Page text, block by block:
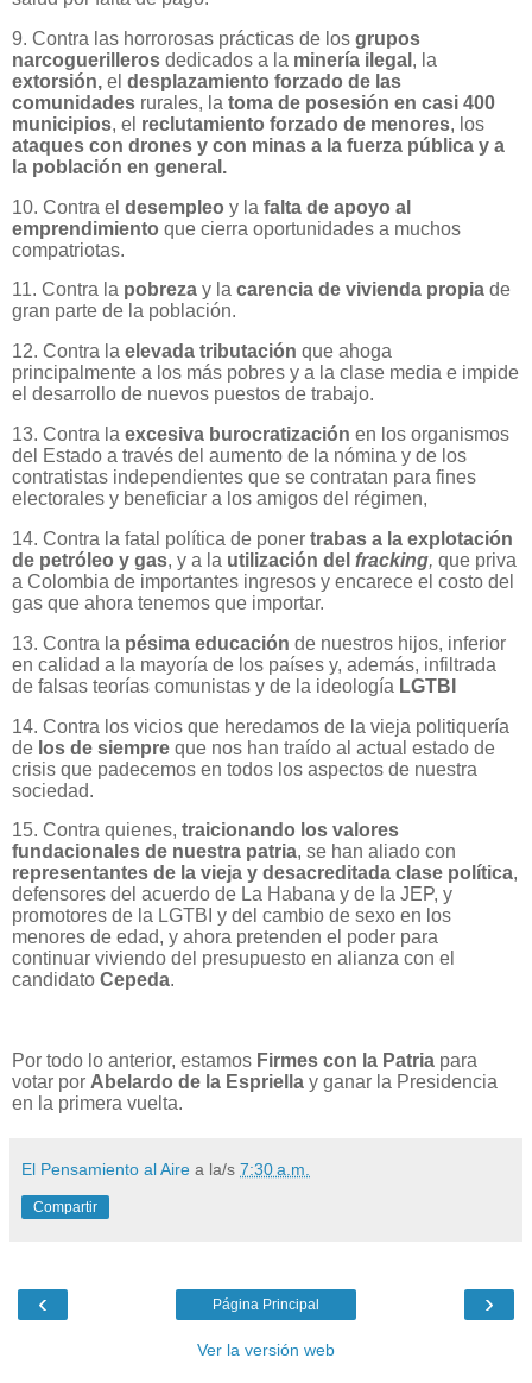
9. Contra las horrorosas prácticas de los grupos
narcoguerilleros dedicados a la minería ilegal , la
extorsión, el desplazamiento forzado de las
comunidades rurales, la toma de posesión en casi 400
municipios, el reclutamiento forzado de menores, los
ataques con drones y con minas a la fuerza pública y a
la población en general.
10. Contra el desempleo y la falta de apoyo al
emprendimiento que cierra oportunidades a muchos
compatriotas.
11. Contra la pobreza y la carencia de vivienda propia de
gran parte de la población.
12. Contra la elevada tributación que ahoga
principalmente a los más pobres y a la clase media e impide
el desarrollo de nuevos puestos de trabajo.
13. Contra la excesiva burocratización en los organismos
del Estado a través del aumento de la nómina y de los
contratistas independientes que se contratan para fines
electorales y beneficiar a los amigos del régimen,
14. Contra la fatal política de poner trabas a la explotación
de petróleo y gas, y a la utilización del fracking, que priva
a Colombia de importantes ingresos y encarece el costo del
gas que ahora tenemos que importar.
13. Contra la pésima educación de nuestros hijos, inferior
en calidad a la mayoría de los países y, además, infiltrada
de falsas teorías comunistas y de la ideología LGTBI
14. Contra los vicios que heredamos de la vieja politiquería
de los de siempre que nos han traído al actual estado de
crisis que padecemos en todos los aspectos de nuestra
sociedad.
15. Contra quienes, traicionando los valores
fundacionales de nuestra patria, se han aliado con
representantes de la vieja y desacreditada clase política,
defensores del acuerdo de La Habana y de la JEP, y
promotores de la LGTBI y del cambio de sexo en los
menores de edad, y ahora pretenden el poder para
continuar viviendo del presupuesto en alianza con el
candidato Cepeda.
Por todo lo anterior, estamos Firmes con la Patria para
votar por Abelardo de la Espriella y ganar la Presidencia
en la primera vuelta.
El Pensamiento al Aire a la/s 7:30 a.m.
Compartir
‹ ›
Página Principal
Ver la versión web